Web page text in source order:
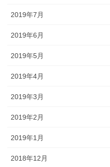
2019年7月
2019年6月
2019年5月
2019年4月
2019年3月
2019年2月
2019年1月
2018年12月